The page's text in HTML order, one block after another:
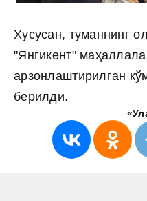
Хусусан, туманнинг
"Янгикент"
арзонлаштирилган
берилди.